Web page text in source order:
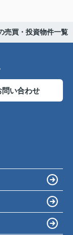
売買・投資物件一覧
問い合わせ